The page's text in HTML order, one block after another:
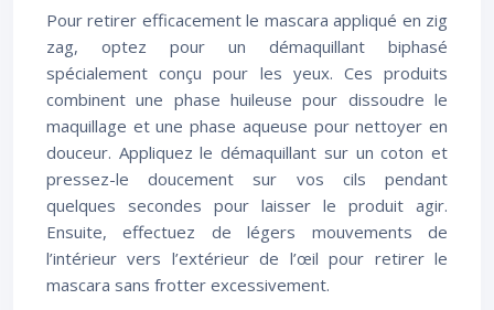
Pour retirer efficacement le mascara appliqué en zig
zag, optez pour un démaquillant biphasé
spécialement conçu pour les yeux. Ces produits
combinent une phase huileuse pour dissoudre le
maquillage et une phase aqueuse pour nettoyer en
douceur. Appliquez le démaquillant sur un coton et
pressez-le doucement sur vos cils pendant
quelques secondes pour laisser le produit agir.
Ensuite, effectuez de légers mouvements de
l’intérieur vers l’extérieur de l’œil pour retirer le
mascara sans frotter excessivement.